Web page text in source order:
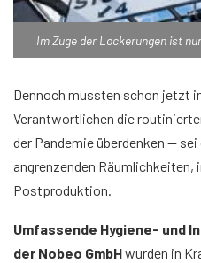
Im Zuge der Lockerungen ist
Dennoch mussten schon jetzt
Verantwortlichen die
der Pandemie überdenken —
angrenzenden Räumlichkeiten,
Postproduktion.
Umfassende Hygiene- und
der Nobeo GmbHwurden in